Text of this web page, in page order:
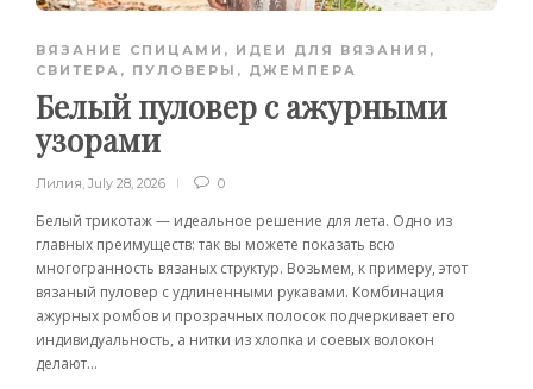
ВЯЗАНИЕ СПИЦАМИ , ИДЕИ ДЛЯ ВЯЗАНИЯ ,
СВИТЕРА, ПУЛОВЕРЫ, ДЖЕМПЕРА
Белый пуловер с ажурными
узорами
Лилия, July 28, 2026 0
Белый трикотаж — идеальное решение для лета. Одно из
главных преимуществ: так вы можете показать всю
многогранность вязаных структур. Возьмем, к примеру, этот
вязаный пуловер с удлиненными рукавами. Комбинация
ажурных ромбов и прозрачных полосок подчеркивает его
индивидуальность, а нитки из хлопка и соевых волокон
делают...